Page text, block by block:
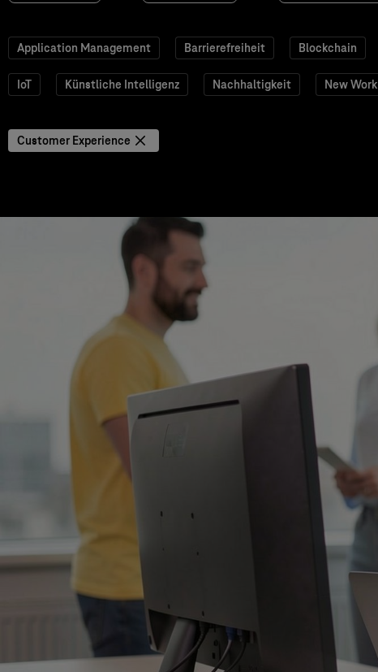
Application Management Barrierefreiheit Blockchain
IoT Künstliche Intelligenz Nachhaltigkeit New Work
Customer Experience